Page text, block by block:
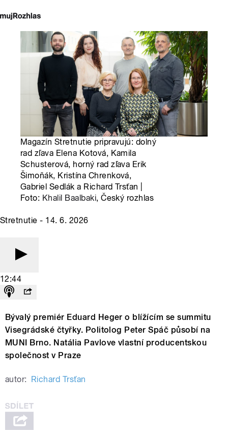
Magazín Stretnutie pripravujú: dolný
rad zľava Elena Kotová, Kamila
Schusterová, horný rad zľava Erik
Šimoňák, Kristína Chrenková,
Gabriel Sedlák a Richard Trsťan |
Foto: Khalil Baalbaki, Český rozhlas
Stretnutie - 14. 6. 2026
12:44
Bývalý premiér Eduard Heger o blížícím se summitu
Visegrádské čtyřky. Politolog Peter Spáč působí na
MUNI Brno. Natália Pavlove vlastní producentskou
společnost v Praze
autor: Richard Trsťan